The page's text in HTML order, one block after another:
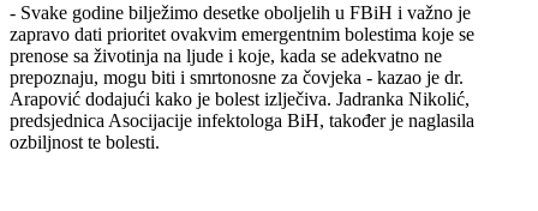
- Svake godine bilježimo desetke oboljelih u FBiH i važno je
zapravo dati prioritet ovakvim emergentnim bolestima koje se
prenose sa životinja na ljude i koje, kada se adekvatno ne
prepoznaju, mogu biti i smrtonosne za čovjeka - kazao je dr.
Arapović dodajući kako je bolest izlječiva. Jadranka Nikolić,
predsjednica Asocijacije infektologa BiH, također je naglasila
ozbiljnost te bolesti.